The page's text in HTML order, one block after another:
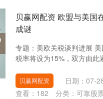
贝赢网配资 欧盟与美国
成谜
专题：美欧关税谈判进展
税率将设为15%，双方由
贝赢网配资 日期：07-
查看： 182 分类： 可靠股